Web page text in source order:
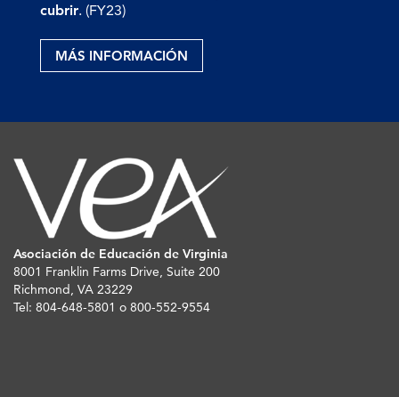
cubrir. (FY23)
MÁS INFORMACIÓN
Asociación de Educación de Virginia
8001 Franklin Farms Drive, Suite 200
Richmond, VA 23229
Tel: 804-648-5801 o 800-552-9554